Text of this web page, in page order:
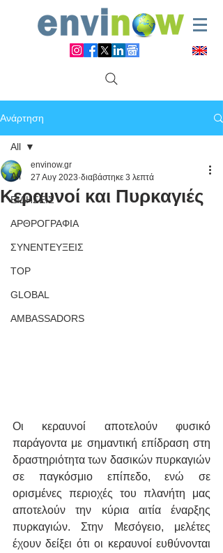
Ανάρτηση
All
ΕΙΔΗΣΕΙΣ
ΑΡΘΡΟΓΡΑΦΙΑ
ΣΥΝΕΝΤΕΥΞΕΙΣ
TOP
GLOBAL
AMBASSADORS
All
Κεραυνοί και Πυρκαγιές
envinow.gr
27 Αυγ 2023 διαβάστηκε 3 λεπτά
Οι κεραυνοί αποτελούν φυσικό
παράγοντα με σημαντική επίδραση στη
δραστηριότητα των δασικών πυρκαγιών
σε παγκόσμιο επίπεδο, ενώ σε
ορισμένες περιοχές του πλανήτη μας
αποτελούν την κύρια αιτία έναρξης
πυρκαγιών. Στην Μεσόγειο, μελέτες
έχουν δείξει ότι οι κεραυνοί ευθύνονται